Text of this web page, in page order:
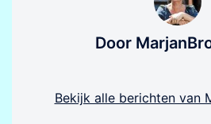
Door
Bekijk alle berichten van